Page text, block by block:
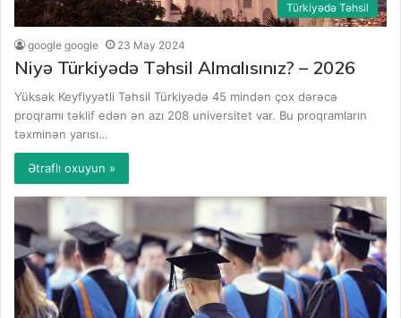
Türkiyədə Təhsil
google google 23 May 2024
Niyə Türkiyədə Təhsil Almalısınız? – 2026
Yüksək Keyfiyyətli Təhsil Türkiyədə 45 mindən çox dərəcə
proqramı təklif edən ən azı 208 universitet var. Bu proqramların
təxminən yarısı…
Ətraflı oxuyun »